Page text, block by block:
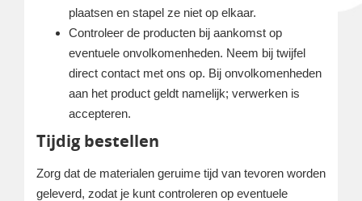
plaatsen en stapel ze niet op elkaar.
Controleer de producten bij aankomst op
eventuele onvolkomenheden. Neem bij twijfel
direct contact met ons op. Bij onvolkomenheden
aan het product geldt namelijk; verwerken is
accepteren.
Tijdig bestellen
Zorg dat de materialen geruime tijd van tevoren worden
geleverd, zodat je kunt controleren op eventuele